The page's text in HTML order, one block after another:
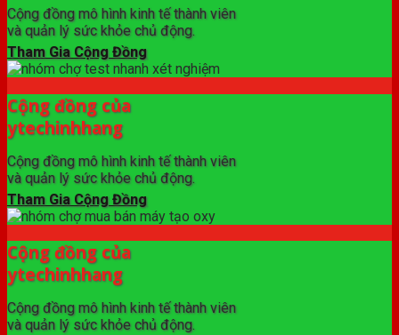
Cộng đồng mô hình kinh tế thành viên
và quản lý sức khỏe chủ động.
Tham Gia Cộng Đồng
Cộng đồng của
ytechinhhang
Cộng đồng mô hình kinh tế thành viên
và quản lý sức khỏe chủ động.
Tham Gia Cộng Đồng
Cộng đồng của
ytechinhhang
Cộng đồng mô hình kinh tế thành viên
và quản lý sức khỏe chủ động.